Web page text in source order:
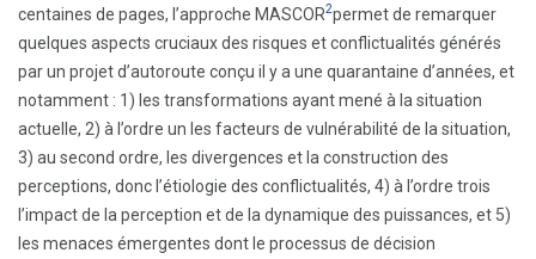
centaines de pages, l’approche MASCOR2permet de remarquer
quelques aspects cruciaux des risques et conflictualités générés
par un projet d’autoroute conçu il y a une quarantaine d’années, et
notamment : 1) les transformations ayant mené à la situation
actuelle, 2) à l’ordre un les facteurs de vulnérabilité de la situation,
3) au second ordre, les divergences et la construction des
perceptions, donc l’étiologie des conflictualités, 4) à l’ordre trois
l’impact de la perception et de la dynamique des puissances, et 5)
les menaces émergentes dont le processus de décision